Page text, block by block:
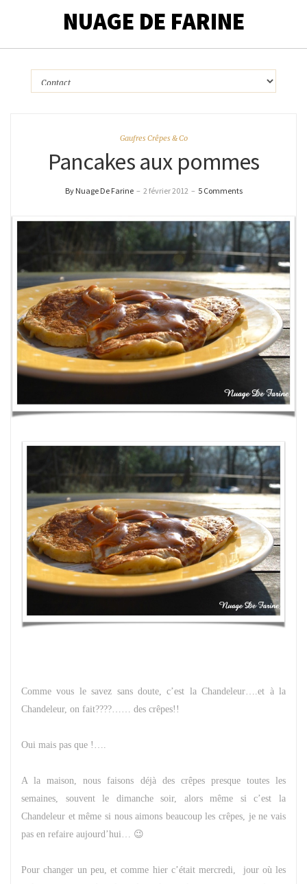
NUAGE DE FARINE
Gaufres Crêpes & Co
Pancakes aux pommes
By Nuage De Farine – 2 février 2012 – 5 Comments
Comme vous le savez sans doute, c’est la Chandeleur….et à la
Chandeleur, on fait????…… des crêpes!!
Oui mais pas que !….
A la maison, nous faisons déjà des crêpes presque toutes les
semaines, souvent le dimanche soir, alors même si c’est la
Chandeleur et même si nous aimons beaucoup les crêpes, je ne vais
pas en refaire aujourd’hui… 😉
Pour changer un peu, et comme hier c’était mercredi, jour où les